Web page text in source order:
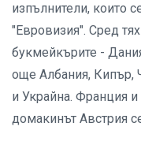
изпълнители, които
"Евровизия". Сред
букмейкърите -
още Албания, Кипър,
и Украйна. Франция и
домакинът Австрия